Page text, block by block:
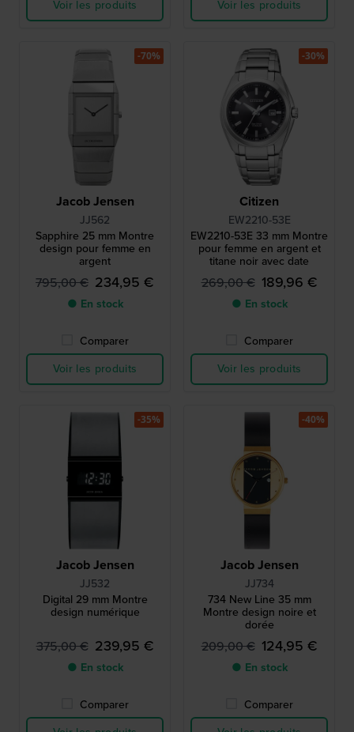
Voir les produits
Voir les produits
Jacob Jensen
JJ562
Sapphire 25 mm Montre
design pour femme en
argent
795,00 € 234,95 €
● En stock
Comparer
Voir les produits
-70%
Citizen
EW2210-53E
EW2210-53E 33 mm Montre
pour femme en argent et
titane noir avec date
269,00 € 189,96 €
● En stock
Comparer
Voir les produits
-30%
Jacob Jensen
JJ532
Digital 29 mm Montre
design numérique
375,00 € 239,95 €
● En stock
Comparer
-35%
Jacob Jensen
JJ734
734 New Line 35 mm
Montre design noire et
dorée
209,00 € 124,95 €
● En stock
Comparer
-40%